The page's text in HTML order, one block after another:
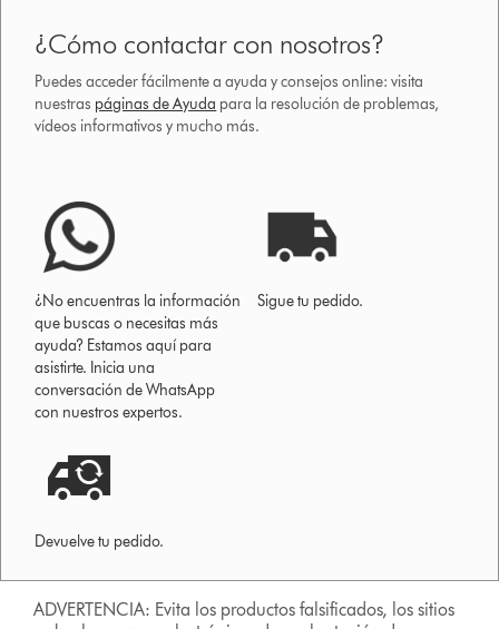
¿Cómo contactar con nosotros?
Puedes acceder fácilmente a ayuda y consejos online: visita
nuestras páginas de Ayuda para la resolución de problemas,
vídeos informativos y mucho más.
¿No encuentras la información
que buscas o necesitas más
ayuda? Estamos aquí para
asistirte. Inicia una
conversación de WhatsApp
con nuestros expertos.
Sigue tu pedido.
Devuelve tu pedido.
ADVERTENCIA: Evita los productos falsificados, los sitios